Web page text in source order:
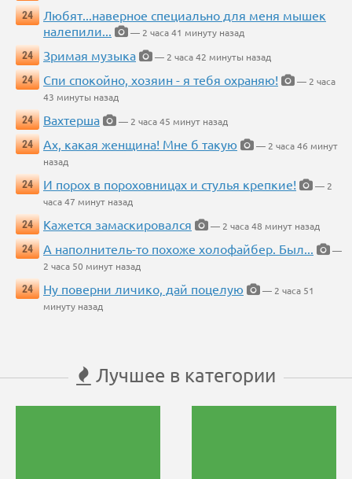
24
Любят...наверное специально для меня мышек
налепили...
— 2 часа 41 минуту назад
24
Зримая музыка
— 2 часа 42 минуты назад
24
Спи спокойно, хозяин - я тебя охраняю!
— 2 часа
43 минуты назад
24
Вахтерша
— 2 часа 45 минут назад
24
Ах, какая женщина! Мне б такую
— 2 часа 46 минут
назад
24
И порох в пороховницах и стулья крепкие!
— 2
часа 47 минут назад
24
Кажется замаскировался
— 2 часа 48 минут назад
24
А наполнитель-то похоже холофайбер. Был...
—
2 часа 50 минут назад
24
Ну поверни личико, дай поцелую
— 2 часа 51
минуту назад
Лучшее в категории